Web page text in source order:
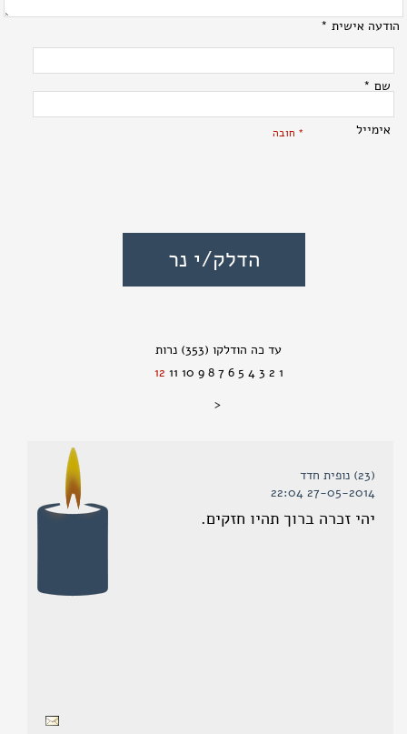
שם *
אימייל
הודעה אישית *
* חובה
(353)
1
2
3
4
5
6
7
8
9
10
11
12
<
(23) נופית חדד
27-05-2014 22:04
יהי זכרה ברוך תהיו חזקים.